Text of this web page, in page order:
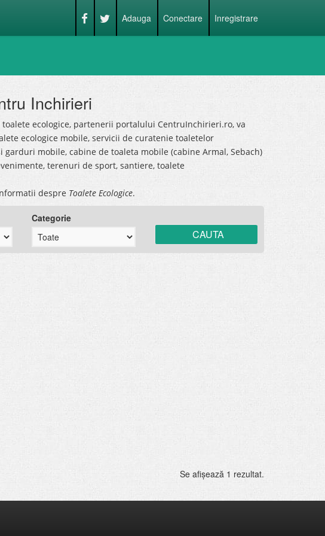
Adauga Conectare Inregistrare
Inchirieri
ecologice, partenerii portalului CentruInchirieri.ro, va
ecologice mobile, servicii de curatenie toaletelor
mobile, cabine de toaleta mobile (cabine Armal, Sebach)
terenuri de sport, santiere, toalete
despre Toalete Ecologice.
Categorie
Se afişează 1 rezultat.